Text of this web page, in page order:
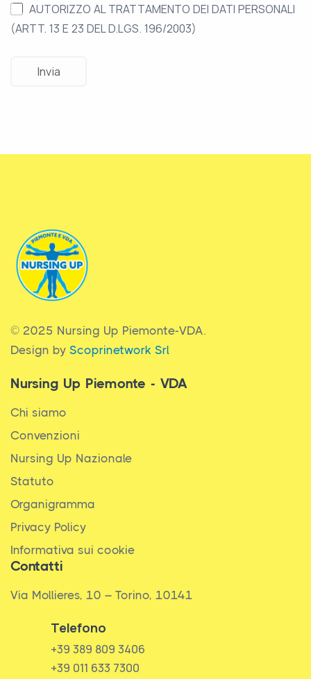
AUTORIZZO AL TRATTAMENTO DEI DATI PERSONALI
(ARTT. 13 E 23 DEL D.LGS. 196/2003)
© 2025 Nursing Up Piemonte-VDA.
Design by Scoprinetwork Srl
Nursing Up Piemonte - VDA
Chi siamo
Convenzioni
Nursing Up Nazionale
Statuto
Organigramma
Privacy Policy
Informativa sui cookie
Contatti
Via Mollieres, 10 – Torino, 10141
Telefono
+39 389 809 3406
+39 011 633 7300